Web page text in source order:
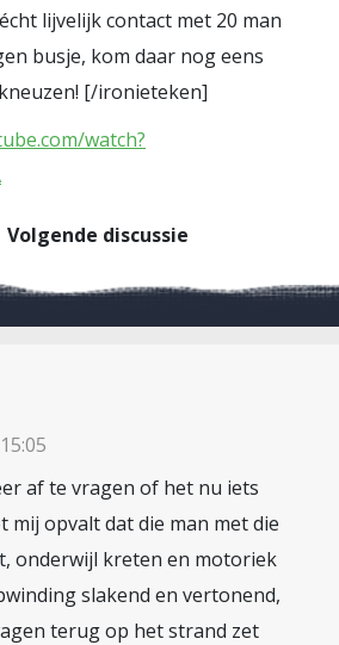
lijvelijk contact met 20 man
busje, kom daar nog eens
[/ironieteken]
watch?
Volgende discussie
af te vragen of het nu iets
mij opvalt dat die man met die
onderwijl kreten en motoriek
slakend en vertonend,
terug op het strand zet